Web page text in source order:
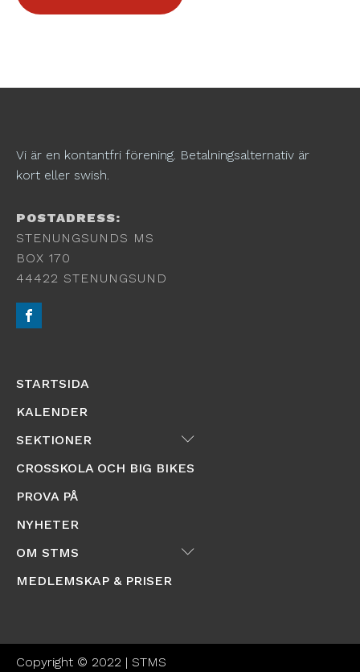
Vi är en kontantfri förening. Betalningsalternativ är
kort eller swish.
POSTADRESS:
STENUNGSUNDS MS
BOX 170
44422 STENUNGSUND
STARTSIDA
KALENDER
SEKTIONER
Submenu
CROSSKOLA OCH BIG BIKES
PROVA PÅ
NYHETER
OM STMS
Submenu
MEDLEMSKAP & PRISER
Copyright © 2022 | STMS